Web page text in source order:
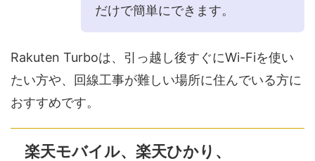
だけで簡単にできます。
Rakuten Turboは、引っ越し後すぐにWi-Fiを使い
たい方や、回線工事が難しい場所に住んでいる方に
おすすめです。
楽天モバイル、楽天ひかり、